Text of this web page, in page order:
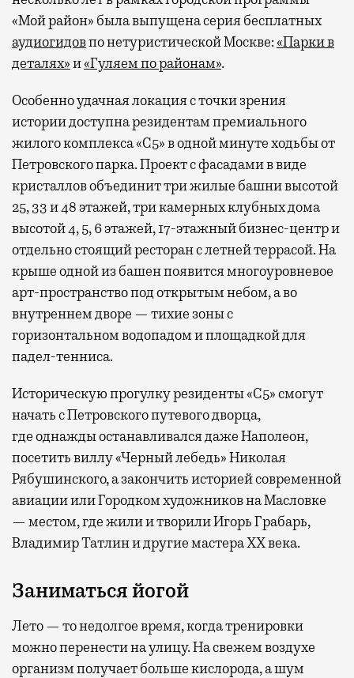
«Мой район» была выпущена серия бесплатных
аудиогидовпо нетуристической Москве:«Парки в
деталях»и«Гуляем по районам».
Особенно удачная локация с точки зрения
истории доступна резидентам премиального
жилого комплекса «С5»в одной минуте ходьбы от
Петровского парка. Проект с фасадами в виде
кристаллов объединит три жилые башни высотой
25, 33 и 48 этажей, три камерных клубных дома
высотой 4, 5, 6 этажей, 17-этажный бизнес-центр и
отдельно стоящий ресторан с летней террасой. На
крыше одной из башен появится многоуровневое
арт-пространство под открытым небом, а во
внутреннем дворе — тихие зоны с
горизонтальном водопадом и площадкой для
падел-тенниса.
Историческую прогулку резиденты «С5» смогут
начать с Петровского путевого дворца,
гдеоднажды останавливался даже Наполеон,
посетить виллу «Черный лебедь» Николая
Рябушинского, а закончить историей современной
авиации или Городком художников на Масловке
— местом, где жили и творили Игорь Грабарь,
Владимир Татлин и другие мастера XX века.
Заниматься йогой
Лето — то недолгое время, когда тренировки
можно перенести на улицу. На свежем воздухе
организм получает больше кислорода, а шум